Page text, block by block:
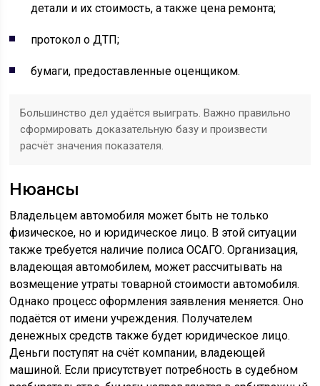
детали и их стоимость, а также цена ремонта;
протокол о ДТП;
бумаги, предоставленные оценщиком.
Большинство дел удаётся выиграть. Важно правильно
сформировать доказательную базу и произвести
расчёт значения показателя.
Нюансы
Владельцем автомобиля может быть не только
физическое, но и юридическое лицо. В этой ситуации
также требуется наличие полиса ОСАГО. Организация,
владеющая автомобилем, может рассчитывать на
возмещение утраты товарной стоимости автомобиля.
Однако процесс оформления заявления меняется. Оно
подаётся от имени учреждения. Получателем
денежных средств также будет юридическое лицо.
Деньги поступят на счёт компании, владеющей
машиной. Если присутствует потребность в судебном